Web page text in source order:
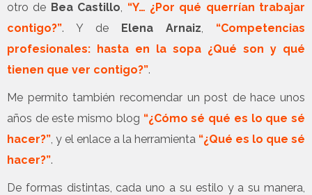
otro de Bea Castillo, “Y… ¿Por qué querrían trabajar
contigo?”. Y de Elena Arnaiz, “Competencias
profesionales: hasta en la sopa ¿Qué son y qué
tienen que ver contigo?”.
Me permito también recomendar un post de hace unos
años de este mismo blog “¿Cómo sé qué es lo que sé
hacer?”, y el enlace a la herramienta “¿Qué es lo que sé
hacer?”.
De formas distintas, cada uno a su estilo y a su manera,